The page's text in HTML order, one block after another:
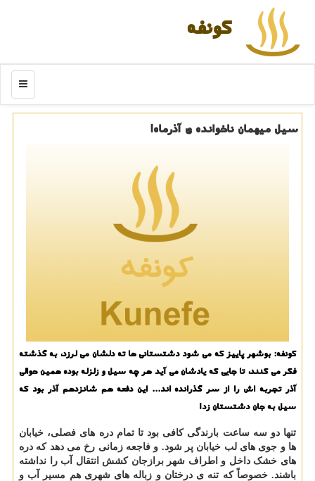
كونفه
منو
سیل میهمان ناخوانده ی آذرماه!
کونفه: بوشهر پاییز که می شود دشتستانی ها ته دلشان می لرزد، به گذشته
فکر می کنند، تا جایی که یادشان می آید هر چه سیل و زلزله بوده همین حوالی
آذر تجربه اش را از سر گذرانده اند... این دفعه هم شانزدهم آذر بود که
سیل به جان دشتستان زد!
تنها دو سه ساعت بارندگی کافی بود تا تمام دره های فصلی، خیابان
ها و جوی های لب خیابان پر شود. و فاجعه زمانی رخ می دهد که دره
های خشک داخل و اطراف شهر برازجان کشش انتقال آب را نداشته
باشند. خصوصاً که تنه ی درختان و زباله های شهری هم مسیر آب و